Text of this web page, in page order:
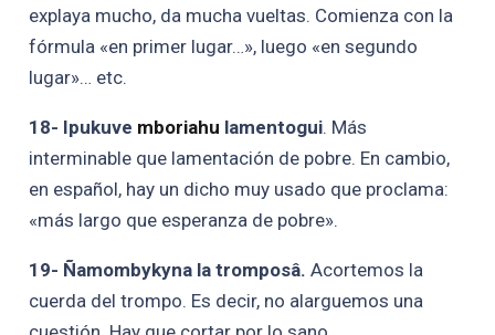
explaya mucho, da mucha vueltas. Comienza con la
fórmula «en primer lugar…», luego «en segundo
lugar»… etc.
18- Ipukuve mboriahu lamentogui. Más
interminable que lamentación de pobre. En cambio,
en español, hay un dicho muy usado que proclama:
«más largo que esperanza de pobre».
19- Ñamombykyna la tromposâ. Acortemos la
cuerda del trompo. Es decir, no alarguemos una